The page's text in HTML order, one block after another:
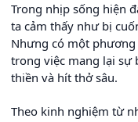
Trong nhịp sống hiện
ta cảm thấy như bị
Nhưng có một
trong việc mang lại sự
thiền và hít thở sâu.
Theo kinh nghiệm từ